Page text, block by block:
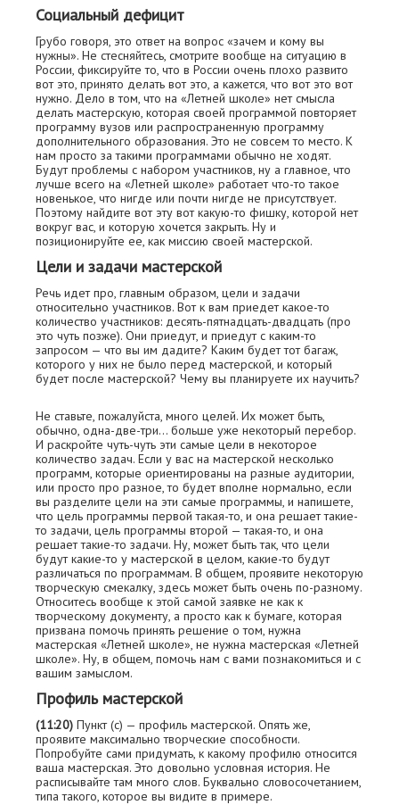
Социальный дефицит
Грубо говоря, это ответ на вопрос «зачем и кому вы
нужны». Не стесняйтесь, смотрите вообще на ситуацию в
России, фиксируйте то, что в России очень плохо развито
вот это, принято делать вот это, а кажется, что вот это вот
нужно. Дело в том, что на «Летней школе» нет смысла
делать мастерскую, которая своей программой повторяет
программу вузов или распространенную программу
дополнительного образования. Это не совсем то место. К
нам просто за такими программами обычно не ходят.
Будут проблемы с набором участников, ну а главное, что
лучше всего на «Летней школе» работает что-то такое
новенькое, что нигде или почти нигде не присутствует.
Поэтому найдите вот эту вот какую-то фишку, которой нет
вокруг вас, и которую хочется закрыть. Ну и
позиционируйте ее, как миссию своей мастерской.
Цели и задачи мастерской
Речь идет про, главным образом, цели и задачи
относительно участников. Вот к вам приедет какое-то
количество участников: десять-пятнадцать-двадцать (про
это чуть позже). Они приедут, и приедут с каким-то
запросом — что вы им дадите? Каким будет тот багаж,
которого у них не было перед мастерской, и который
будет после мастерской? Чему вы планируете их научить?
Не ставьте, пожалуйста, много целей. Их может быть,
обычно, одна-две-три... больше уже некоторый перебор.
И раскройте чуть-чуть эти самые цели в некоторое
количество задач. Если у вас на мастерской несколько
программ, которые ориентированы на разные аудитории,
или просто про разное, то будет вполне нормально, если
вы разделите цели на эти самые программы, и напишете,
что цель программы первой такая-то, и она решает такие-
то задачи, цель программы второй — такая-то, и она
решает такие-то задачи. Ну, может быть так, что цели
будут какие-то у мастерской в целом, какие-то будут
различаться по программам. В общем, проявите некоторую
творческую смекалку, здесь может быть очень по-разному.
Относитесь вообще к этой самой заявке не как к
творческому документу, а просто как к бумаге, которая
призвана помочь принять решение о том, нужна
мастерская «Летней школе», не нужна мастерская «Летней
школе». Ну, в общем, помочь нам с вами познакомиться и с
вашим замыслом.
Профиль мастерской
(11:20) Пункт (с) — профиль мастерской. Опять же,
проявите максимально творческие способности.
Попробуйте сами придумать, к какому профилю относится
ваша мастерская. Это довольно условная история. Не
расписывайте там много слов. Буквально словосочетанием,
типа такого, которое вы видите в примере.